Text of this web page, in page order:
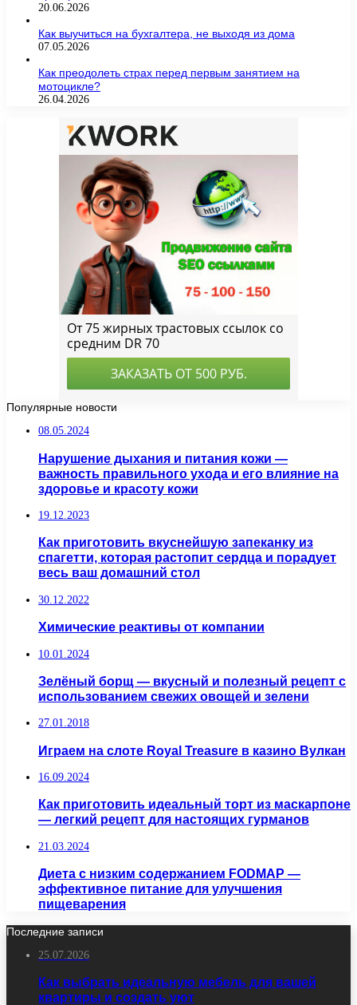
20.06.2026
Как выучиться на бухгалтера, не выходя из дома
07.05.2026
Как преодолеть страх перед первым занятием на
мотоцикле?
26.04.2026
Популярные новости
08.05.2024
Нарушение дыхания и питания кожи —
важность правильного ухода и его влияние на
здоровье и красоту кожи
19.12.2023
Как приготовить вкуснейшую запеканку из
спагетти, которая растопит сердца и порадует
весь ваш домашний стол
30.12.2022
Химические реактивы от компании
10.01.2024
Зелёный борщ — вкусный и полезный рецепт с
использованием свежих овощей и зелени
27.01.2018
Играем на слоте Royal Treasure в казино Вулкан
16.09.2024
Как приготовить идеальный торт из маскарпоне
— легкий рецепт для настоящих гурманов
21.03.2024
Диета с низким содержанием FODMAP —
эффективное питание для улучшения
пищеварения
Последние записи
25.07.2026
Как выбрать идеальную мебель для вашей
квартиры и создать уют